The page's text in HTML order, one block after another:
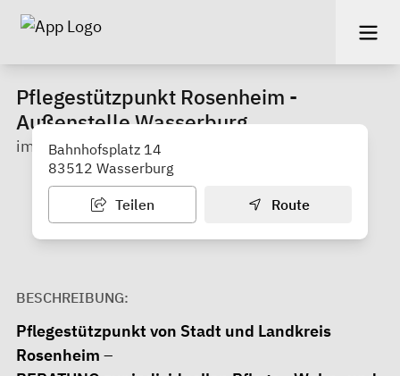
Pflegestützpunkt Rosenheim -
Außenstelle Wasserburg
im BürgerBahnhof
Bahnhofsplatz 14
83512 Wasserburg
Teilen Route
BESCHREIBUNG:
Pflegestützpunkt von Stadt und Landkreis
Rosenheim –